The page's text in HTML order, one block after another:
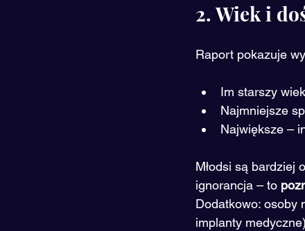
2. Wiek i
Raport pokazuje
Im starszy
Najmniejsze
Największe –
Młodsi są bardziej
ignorancja – to
Dodatkowo: osoby
implanty